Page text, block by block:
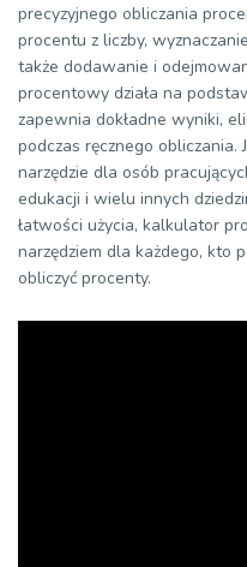
precyzyjnego obliczania
procentu z liczby,
także dodawanie i
procentowy działa na
zapewnia dokładne wyniki,
podczas ręcznego
narzędzie dla osób
edukacji i wielu innych
łatwości użycia, kalkulator
narzędziem dla każdego, kto
obliczyć procenty.